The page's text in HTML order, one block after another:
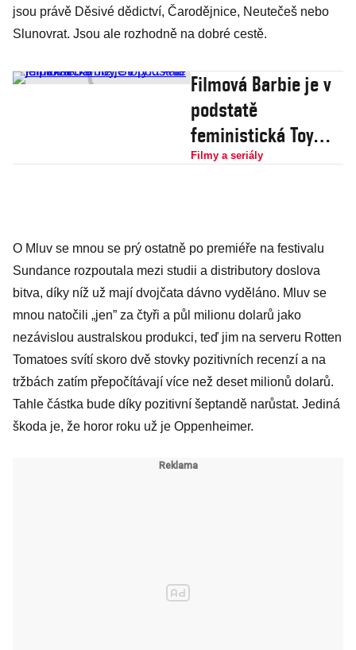
jsou právě Děsivé dědictví, Čarodějnice, Neutečeš nebo
Slunovrat. Jsou ale rozhodně na dobré cestě.
Filmová Barbie je v
podstatě
feministická Toy
Story… A to je
Filmy a seriály
O Mluv se mnou se prý ostatně po premiéře na festivalu
Sundance rozpoutala mezi studii a distributory doslova
bitva, díky níž už mají dvojčata dávno vyděláno. Mluv se
mnou natočili „jen” za čtyři a půl milionu dolarů jako
nezávislou australskou produkci, teď jim na serveru Rotten
Tomatoes svítí skoro dvě stovky pozitivních recenzí a na
tržbách zatím přepočítávají více než deset milionů dolarů.
Tahle částka bude díky pozitivní šeptandě narůstat. Jediná
škoda je, že horor roku už je Oppenheimer.